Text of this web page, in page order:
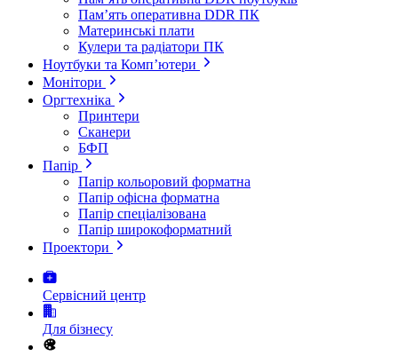
Пам’ять оперативна DDR ПК
Материнські плати
Кулери та радіатори ПК
Ноутбуки та Комп’ютери
Монітори
Оргтехніка
Принтери
Сканери
БФП
Папір
Папір кольоровий форматна
Папір офісна форматна
Папір спеціалізована
Папір широкоформатний
Проектори
Сервісний центр
Для бізнесу